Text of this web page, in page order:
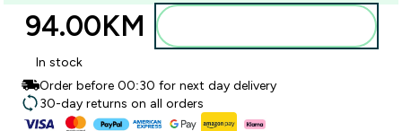
94.00KM‎
In stock
Order before 00:30 for next day delivery
30-day returns on all orders